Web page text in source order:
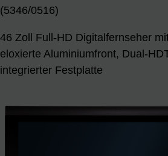
(5346/0516)
46 Zoll Full-HD Digitalfernseher
eloxierte Aluminiumfront, Dual-
integrierter Festplatte